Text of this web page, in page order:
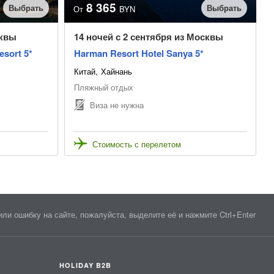
Выбрать
5*
От 8 365 BYN Выбрать
14 ночей с 2 сентября из Москвы
Harman Resort Hotel Sanya 5*
Китай Хайнань
Пляжный отдых
Виза не нужна
Стоимость с перелетом
ошибку на сайте, пожалуйста, выделите её и нажмите Ctrl+Enter
HOLIDAY B2B